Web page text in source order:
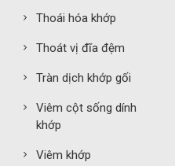
Thoái hóa khớp
Thoát vị đĩa đệm
Tràn dịch khớp gối
Viêm cột sống dính
khớp
Viêm khớp